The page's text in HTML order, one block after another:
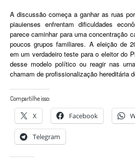
A discussão começa a ganhar as ruas
piauienses enfrentam dificuldades
parece caminhar para uma concentração
poucos grupos familiares. A eleição de
em um verdadeiro teste para o eleitor do
desse modelo político ou reagir nas
chamam de profissionalização hereditária
Compartilhe isso:
X Facebook
Telegram